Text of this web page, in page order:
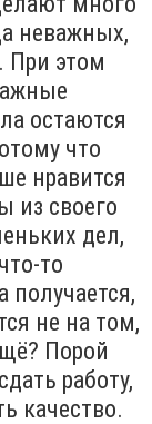
неважных,
При этом
остаются
что
нравится
из своего
дел,
то
получается,
не на том,
Порой
работу,
качество.